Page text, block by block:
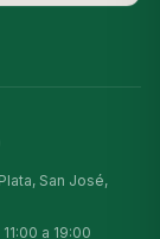
San José,
11:00 a 19:00